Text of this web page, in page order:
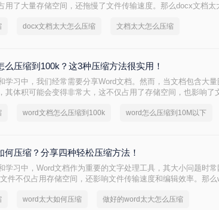
用了大量存储空间，还拖慢了文件传输速度。那么docx文档太
docx文档太大怎么压缩 文档太大怎么压缩
么压缩到100k？这3种压缩方法很实用！
学习中，我们经常需要分享Word文档。然而，当文档包含大
其体积可能会变得非常大，这不仅占用了存储空间，也影响了
。
word文档怎么压缩到100k word怎么压缩到10M以下
何压缩？分享四种轻松压缩方法！
学习中，Word文档作为重要的文字处理工具，其大小问题时常
件不仅占用存储空间，还影响文件传输速度和编辑效率。那么
word太大如何压缩 做好的word太大怎么压缩